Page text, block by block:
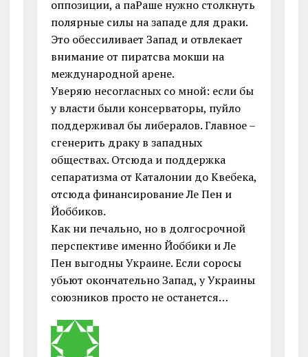
оппозиции, а паРаше нужно столкнуть
полярные силы на западе для драки.
Это обессиливает Запад и отвлекает
внимание от пиратсва мокши на
международной арене.
Уверяю несогласных со мной: если бы
у власти были консерваторы, пуйло
поддерживал бы либералов. Главное –
сгенерить драку в западных
обществах. Отсюда и поддержка
сепаратизма от Каталонии до Квебека,
отсюда финансирование Ле Пен и
Йоббиков.
Как ни печально, но в долгосрочной
перспективе именно Йоббики и Ле
Пен выгодны Украине. Если соросы
убьют окончательно Запад, у Украины
союзников просто не останется…